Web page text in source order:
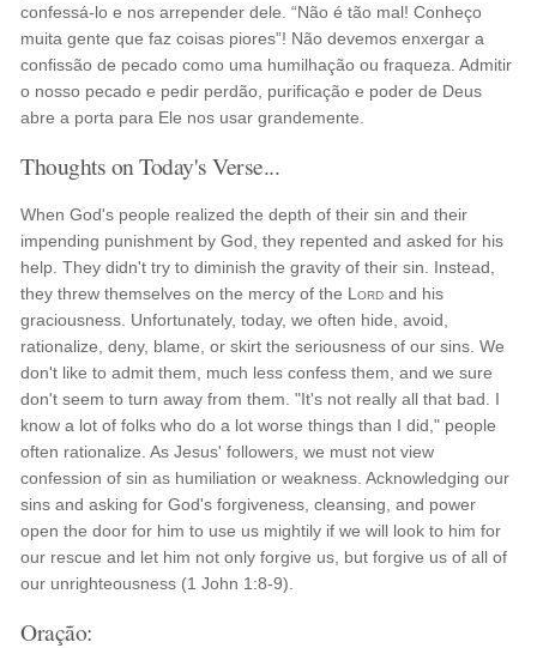
confessá-lo e nos arrepender dele. “Não é tão mal! Conheço
muita gente que faz coisas piores”! Não devemos enxergar a
confissão de pecado como uma humilhação ou fraqueza. Admitir
o nosso pecado e pedir perdão, purificação e poder de Deus
abre a porta para Ele nos usar grandemente.
Thoughts on Today's Verse...
When God's people realized the depth of their sin and their
impending punishment by God, they repented and asked for his
help. They didn't try to diminish the gravity of their sin. Instead,
they threw themselves on the mercy of the Lord and his
graciousness. Unfortunately, today, we often hide, avoid,
rationalize, deny, blame, or skirt the seriousness of our sins. We
don't like to admit them, much less confess them, and we sure
don't seem to turn away from them. "It's not really all that bad. I
know a lot of folks who do a lot worse things than I did," people
often rationalize. As Jesus' followers, we must not view
confession of sin as humiliation or weakness. Acknowledging our
sins and asking for God's forgiveness, cleansing, and power
open the door for him to use us mightily if we will look to him for
our rescue and let him not only forgive us, but forgive us of all of
our unrighteousness (1 John 1:8-9).
Oração: